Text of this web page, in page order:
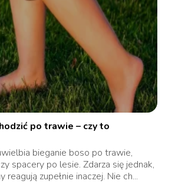
po trawie – czy to
bieganie boso po trawie,
spacery po lesie. Zdarza się jednak,
reagują zupełnie inaczej. Nie ch...